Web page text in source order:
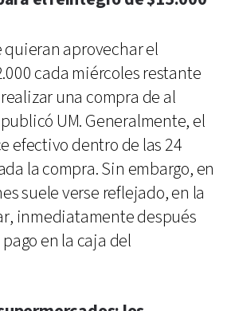
quieran aprovechar el
cada miércoles restante
una compra de al
UM. Generalmente, el
efectivo dentro de las 24
la compra. Sin embargo, en
suele verse reflejado, en la
inmediatamente después
en la caja del